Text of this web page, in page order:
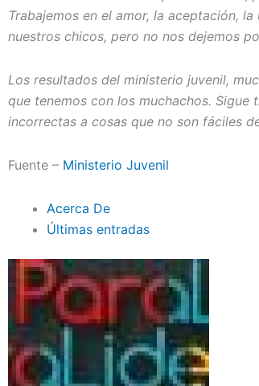
Trabajemos en el amor, la aceptación,
nuestros chicos, pero no nos dejemos
Los resultados del ministerio juvenil,
que tenemos con los muchachos.
incorrectas a cosas que no son fáciles
Fuente – Ministerio Juvenil
Acerca De
Últimas entradas